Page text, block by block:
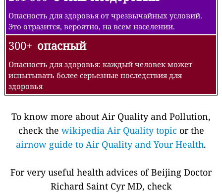
Опасность для здоровья от чрезвычайных условий.
Это отразится, вероятно, на всем населении.
300+ опасный
Опасность для здоровья: каждый человек может
испытывать более серьезные последствия для
здоровья
To know more about Air Quality and Pollution,
check the wikipedia Air Quality topic or the
airnow guide to Air Quality and Your Health.
For very useful health advices of Beijing Doctor
Richard Saint Cyr MD, check